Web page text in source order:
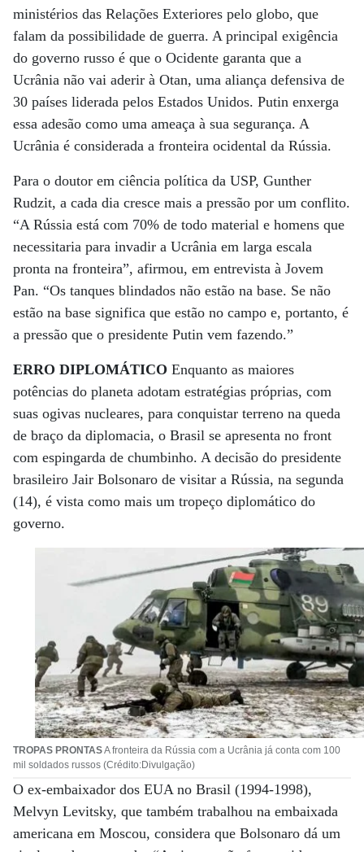
ministérios das Relações Exteriores pelo globo, que
falam da possibilidade de guerra. A principal exigência
do governo russo é que o Ocidente garanta que a
Ucrânia não vai aderir à Otan, uma aliança defensiva de
30 países liderada pelos Estados Unidos. Putin enxerga
essa adesão como uma ameaça à sua segurança. A
Ucrânia é considerada a fronteira ocidental da Rússia.
Para o doutor em ciência política da USP, Gunther
Rudzit, a cada dia cresce mais a pressão por um conflito.
“A Rússia está com 70% de todo material e homens que
necessitaria para invadir a Ucrânia em larga escala
pronta na fronteira”, afirmou, em entrevista à Jovem
Pan. “Os tanques blindados não estão na base. Se não
estão na base significa que estão no campo e, portanto, é
a pressão que o presidente Putin vem fazendo.”
ERRO DIPLOMÁTICO Enquanto as maiores
potências do planeta adotam estratégias próprias, com
suas ogivas nucleares, para conquistar terreno na queda
de braço da diplomacia, o Brasil se apresenta no front
com espingarda de chumbinho. A decisão do presidente
brasileiro Jair Bolsonaro de visitar a Rússia, na segunda
(14), é vista como mais um tropeço diplomático do
governo.
TROPAS PRONTASA fronteira da Rússia com a Ucrânia já conta com 100
mil soldados russos (Crédito:Divulgação)
O ex-embaixador dos EUA no Brasil (1994-1998),
Melvyn Levitsky, que também trabalhou na embaixada
americana em Moscou, considera que Bolsonaro dá um